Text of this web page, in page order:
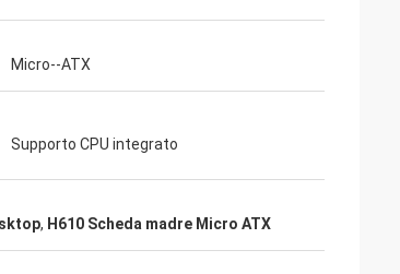
Micro--ATX
Supporto CPU integrato
, H610 Scheda madre Micro ATX